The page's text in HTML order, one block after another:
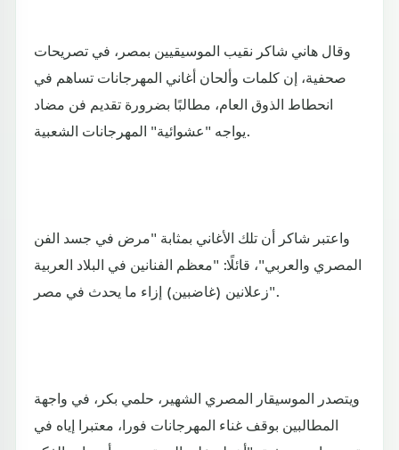
وقال هاني شاكر نقيب الموسيقيين بمصر، في تصريحات
صحفية، إن كلمات وألحان أغاني المهرجانات تساهم في
انحطاط الذوق العام، مطالبًا بضرورة تقديم فن مضاد
يواجه "عشوائية" المهرجانات الشعبية.
واعتبر شاكر أن تلك الأغاني بمثابة "مرض في جسد الفن
المصري والعربي"، قائلًا: "معظم الفنانين في البلاد العربية
زعلانين (غاضبين) إزاء ما يحدث في مصر".
ويتصدر الموسيقار المصري الشهير، حلمي بكر، في واجهة
المطالبين بوقف غناء المهرجانات فورا، معتبرا إياه في